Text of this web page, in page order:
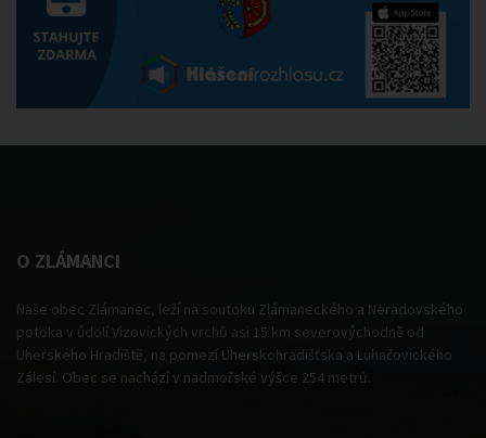
O ZLÁMANCI
Naše obec Zlámanec, leží na soutoku Zlámaneckého a Neradovského
potoka v údolí Vizovických vrchů asi 15 km severovýchodně od
Uherského Hradiště, na pomezí Uherskohradišťska a Luhačovického
Zálesí. Obec se nachází v nadmořské výšce 254 metrů.